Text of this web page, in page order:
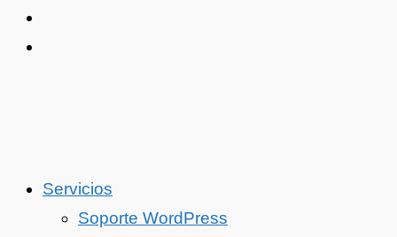
Servicios
Soporte WordPress